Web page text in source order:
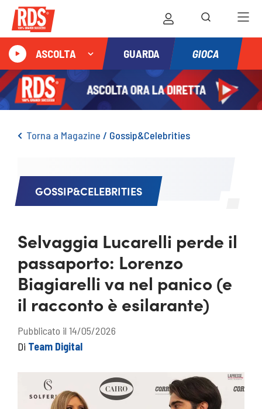
ASCOLTA GUARDA GIOCA
Torna a Magazine / Gossip&Celebrities
GOSSIP&CELEBRITIES
Selvaggia Lucarelli perde il
passaporto: Lorenzo
Biagiarelli va nel panico (e
il racconto è esilarante)
Pubblicato il 14/05/2026
Di Team Digital